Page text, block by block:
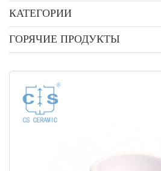
КАТЕГОРИИ
ГОРЯЧИЕ ПРОДУКТЫ